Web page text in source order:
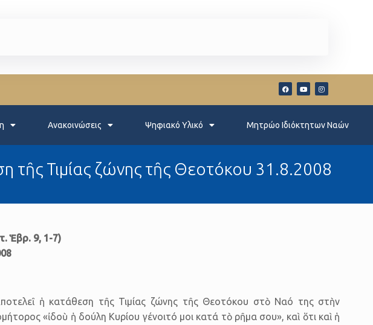
Ανακοινώσεις Ψηφιακό Υλικό Μητρώο Ιδιόκτητων Ναών
τῆς Τιμίας ζώνης τῆς Θεοτόκου 31.8.2008
Ἑβρ. 9, 1-7)
ἡ κατάθεση τῆς Τιμίας ζώνης τῆς Θεοτόκου στὸ Ναό της στὴν
«ἰδοὺ ἡ δούλη Κυρίου γένοιτό μοι κατά τὸ ρῆμα σου», καὶ ὅτι καὶ ἡ